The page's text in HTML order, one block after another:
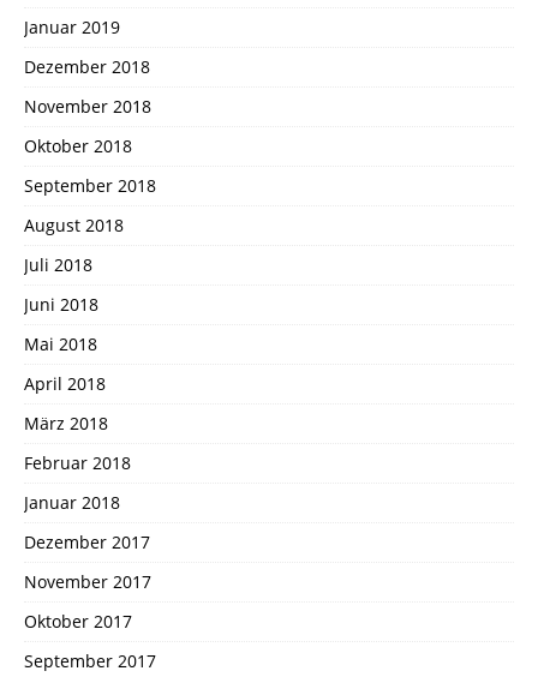
Januar 2019
Dezember 2018
November 2018
Oktober 2018
September 2018
August 2018
Juli 2018
Juni 2018
Mai 2018
April 2018
März 2018
Februar 2018
Januar 2018
Dezember 2017
November 2017
Oktober 2017
September 2017